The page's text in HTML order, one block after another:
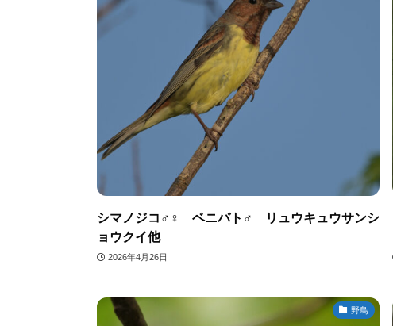
シマノジコ♂♀ ベニバト♂ リュウキュウサンシ
ョウクイ他
2026年4月26日
野鳥